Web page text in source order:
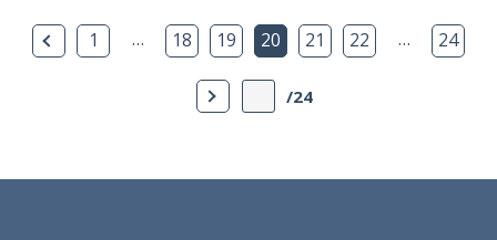
上一页1 … 18 19 20 21 22 … 24
下一页 /24